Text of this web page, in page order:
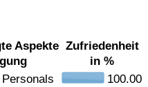
Aspekte Zufriedenheit
in %
100.00